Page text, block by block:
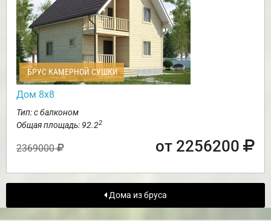
БРУС КАМЕРНОЙ СУШКИ
Дом 8х8
Тип: с балконом
Общая площадь: 92.22
2369000 от 2256200
Дома из бруса